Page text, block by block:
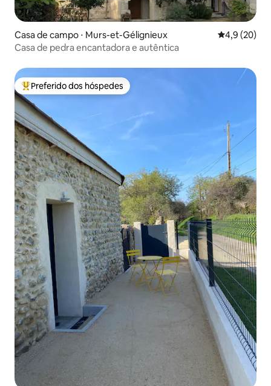
Casa de campo ⋅ Murs-et-Gélignieux 4,9 de uma
4,9 (20)
Casa de pedra encantadora e autêntica
Entre os melhores preferidos dos hóspedes
Preferido dos hóspedes